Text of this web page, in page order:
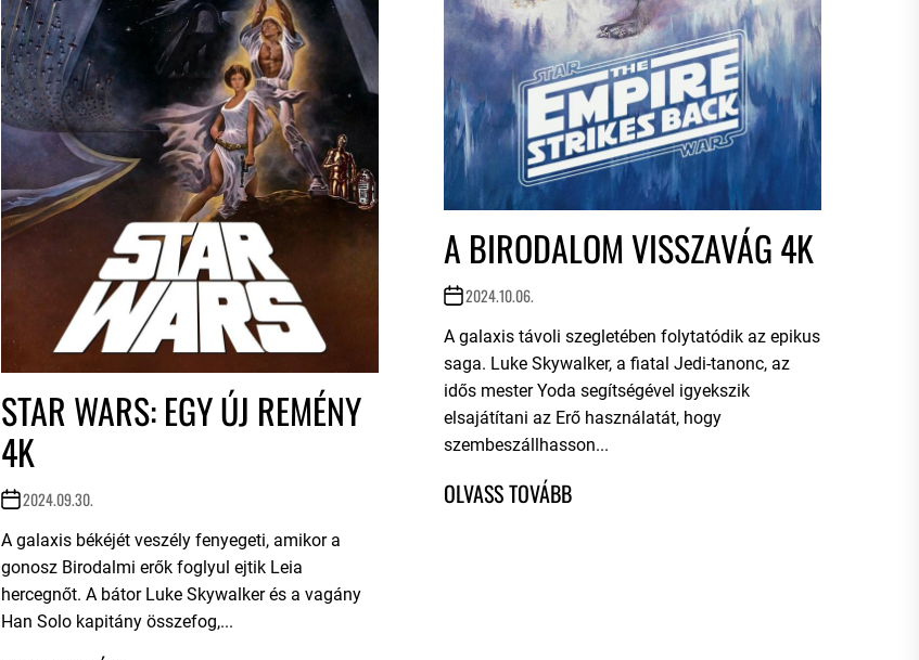
A BIRODALOM VISSZAVÁG 4K
2024.10.06.
A galaxis távoli szegletében folytatódik az epikus
saga. Luke Skywalker, a fiatal Jedi-tanonc, az
idős mester Yoda segítségével igyekszik
elsajátítani az Erő használatát, hogy
szembeszállhasson...
STAR WARS: EGY ÚJ REMÉNY
4K
2024.09.30.
A galaxis békéjét veszély fenyegeti, amikor a
gonosz Birodalmi erők foglyul ejtik Leia
hercegnőt. A bátor Luke Skywalker és a vagány
Han Solo kapitány összefog,...